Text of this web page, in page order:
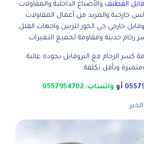
القطيف والأصباغ الداخلية والمقاولات
خارجية والمزيد من أعمال المقاولات
خارجي حي الخور لتزيين واجهات الفلل
رخام حديثة ومقاومة لجميع التغيرات.
كسر الرخام مع البروفايل بجودة عالية
وبأقل تكلفة.
أو واتساب: 0557954702